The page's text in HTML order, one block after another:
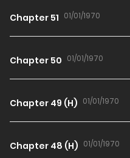
Chapter 51 01/01/1970
Chapter 50 01/01/1970
Chapter 49 (H) 01/01/1970
Chapter 48 (H) 01/01/1970